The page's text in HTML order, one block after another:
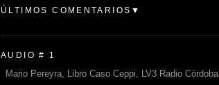
ÚLTIMOS COMENTARIOS▼
AUDIO # 1
Mario Pereyra, Libro Caso Ceppi, LV3 Radio Córdoba